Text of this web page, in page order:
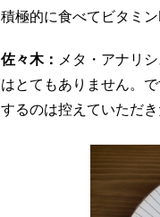
積極的に食べてビタミ
佐々木： メタ・アナリ
はとてもありません。
するのは控えていただき